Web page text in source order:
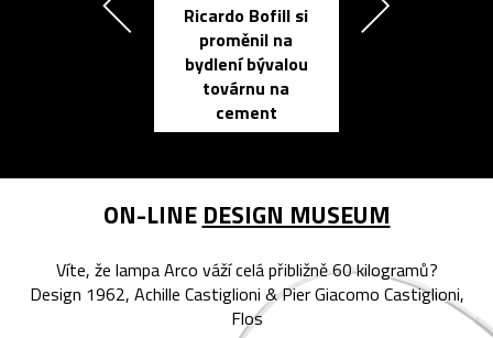
Ricardo Bofill si
proměnil na
bydlení bývalou
továrnu na
cement
ON-LINE DESIGN MUSEUM
Víte, že lampa Arco váží celá přibližně 60 kilogramů?
Design 1962, Achille Castiglioni & Pier Giacomo Castiglioni,
Flos